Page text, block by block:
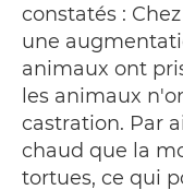
constatés :
une
animaux ont
les animaux
castration. Par
chaud que la
tortues, ce qui